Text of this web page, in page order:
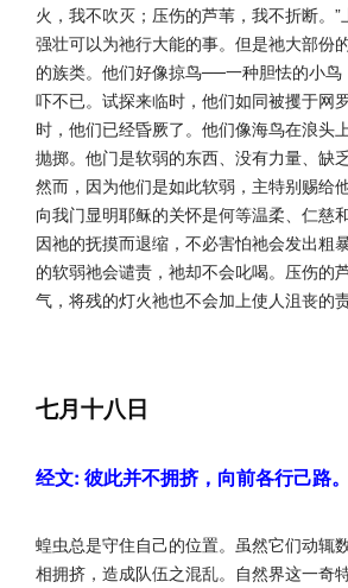
火，我不吹灭；压伤的芦苇，我不折断。
强壮可以为祂行大能的事。但是祂大部份
的族类。他们好像掠鸟──一种胆怯的小
吓不已。试探来临时，他们如同被攫于网
时，他们已经昏厥了。他们像海鸟在浪头
抛掷。他门是软弱的东西、没有力量、缺
然而，因为他们是如此软弱，主特别赐给
向我门显明耶稣的关怀是何等温柔、仁慈
因祂的抚摸而退缩，不必害怕祂会发出粗
的软弱祂会谴责，祂却不会叱喝。压伤的
气，将残的灯火祂也不会加上使人沮丧的责
七月十八日
经文: 彼此并不拥挤，向前各行己路
蝗虫总是守住自己的位置。虽然它们动辄
相拥挤，造成队伍之混乱。自然界这一奇